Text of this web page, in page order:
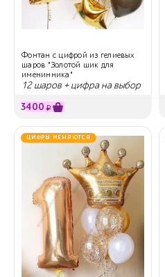
Фонтан с цифрой из гелиевых
шаров "Золотой шик для
именинника"
12 шаров + цифра на выбор
3400 ₽
ЦИФРЫ МЕНЯЮТСЯ